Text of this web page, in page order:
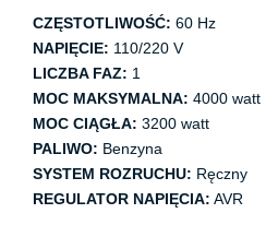
CZĘSTOTLIWOŚĆ: 60 Hz
NAPIĘCIE: 110/220 V
LICZBA FAZ: 1
MOC MAKSYMALNA: 4000 watt
MOC CIĄGŁA: 3200 watt
PALIWO: Benzyna
SYSTEM ROZRUCHU: Ręczny
REGULATOR NAPIĘCIA: AVR